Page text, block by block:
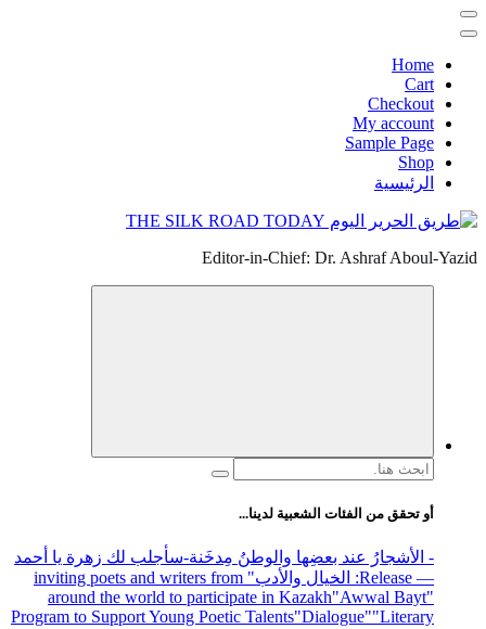
Home
Cart
Checkout
My account
Sample Page
Shop
الرئيسية
Editor-in-Chief: Dr. Ashraf Aboul-Yazid
البحث
أو تحقق من الفئات الشعبية لدينا...
- الأشجارُ عند بعضِها والوطنُ مِدخَنة-سأجلب لك زهرة يا أحمد
— Release
: الخيال والأدب
" inviting poets and writers from
around the world to participate in Kazakh"Awwal Bayt"
Program to Support Young Poetic Talents"Dialogue""Literary